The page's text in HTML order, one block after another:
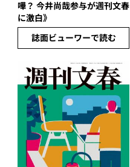
嘩？ 今井尚哉参与が週刊文春
に激白》
誌面ビューワーで読む